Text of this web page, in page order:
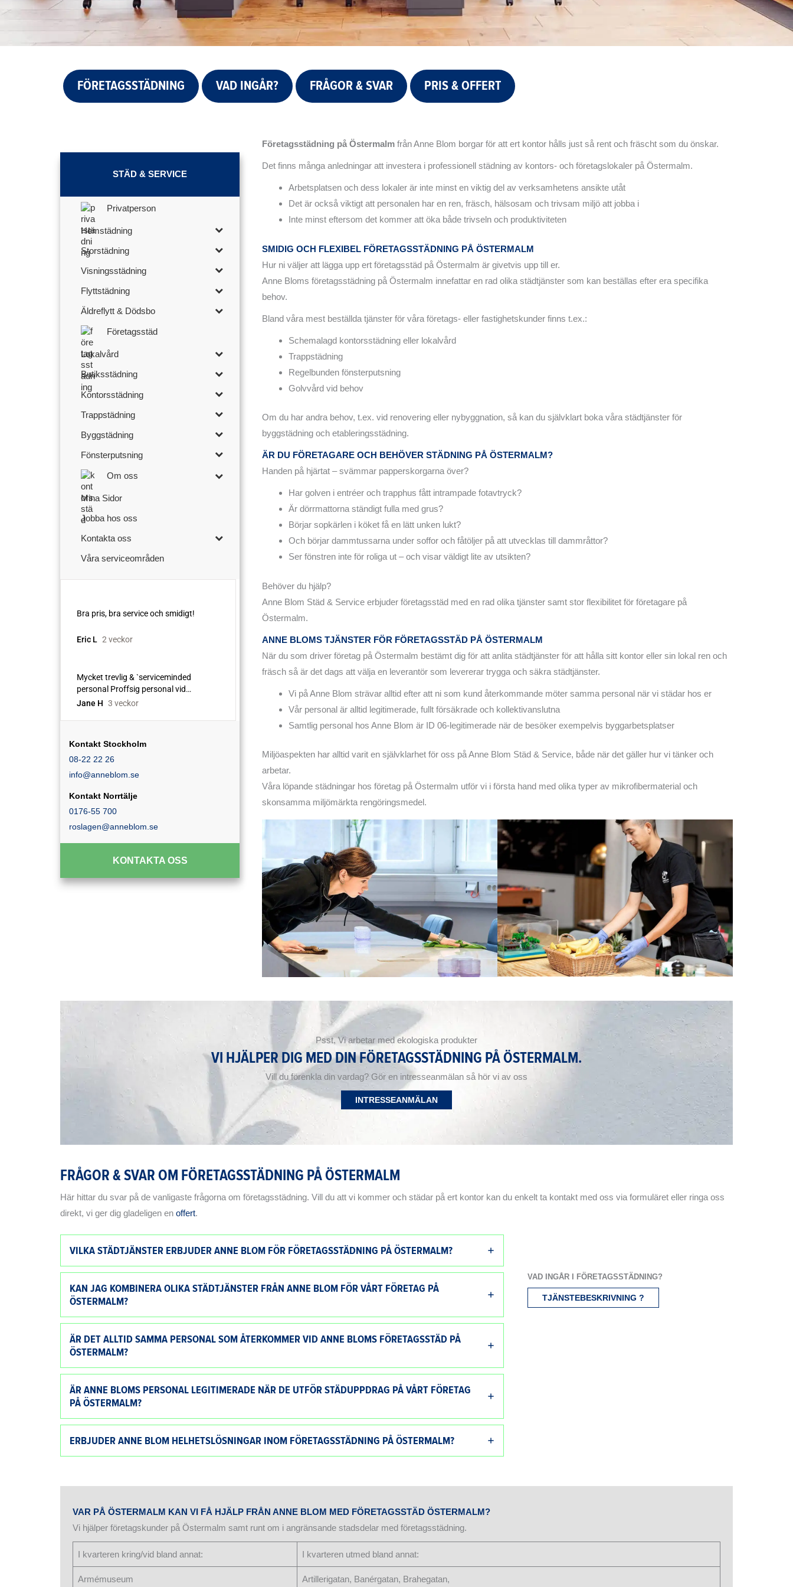
FÖRETAGSSTÄDNING VAD INGÅR? FRÅGOR & SVAR PRIS & OFFERT
STÄD & SERVICE
Privatperson
Hemstädning
Storstädning
Visningsstädning
Flyttstädning
Äldreflytt & Dödsbo
Företagsstäd
Lokalvård
Butiksstädning
Kontorsstädning
Trappstädning
Byggstädning
Fönsterputsning
Om oss
Mina Sidor
Jobba hos oss
Kontakta oss
Våra serviceområden
Kontakt Stockholm
08-22 22 26
info@anneblom.se
Kontakt Norrtälje
0176-55 700
roslagen@anneblom.se
KONTAKTA OSS
Företagsstädning på Östermalm från Anne Blom borgar för att ert kontor hålls just så rent och fräscht som du önskar.
Det finns många anledningar att investera i professionell städning av kontors- och företagslokaler på Östermalm.
Arbetsplatsen och dess lokaler är inte minst en viktig del av verksamhetens ansikte utåt
Det är också viktigt att personalen har en ren, fräsch, hälsosam och trivsam miljö att jobba i
Inte minst eftersom det kommer att öka både trivseln och produktiviteten
SMIDIG OCH FLEXIBEL FÖRETAGSSTÄDNING PÅ ÖSTERMALM
Hur ni väljer att lägga upp ert företagsstäd på Östermalm är givetvis upp till er.
Anne Bloms företagsstädning på Östermalm innefattar en rad olika städtjänster som kan beställas efter era specifika
behov.
Bland våra mest beställda tjänster för våra företags- eller fastighetskunder finns t.ex.:
Schemalagd kontorsstädning eller lokalvård
Trappstädning
Regelbunden fönsterputsning
Golvvård vid behov
Om du har andra behov, t.ex. vid renovering eller nybyggnation, så kan du självklart boka våra städtjänster för
byggstädning och etableringsstädning.
ÄR DU FÖRETAGARE OCH BEHÖVER STÄDNING PÅ ÖSTERMALM?
Handen på hjärtat – svämmar papperskorgarna över?
Har golven i entréer och trapphus fått intrampade fotavtryck?
Är dörrmattorna ständigt fulla med grus?
Börjar sopkärlen i köket få en lätt unken lukt?
Och börjar dammtussarna under soffor och fåtöljer på att utvecklas till dammråttor?
Ser fönstren inte för roliga ut – och visar väldigt lite av utsikten?
Behöver du hjälp?
Anne Blom Städ & Service erbjuder företagsstäd med en rad olika tjänster samt stor flexibilitet för företagare på
Östermalm.
ANNE BLOMS TJÄNSTER FÖR FÖRETAGSSTÄD PÅ ÖSTERMALM
När du som driver företag på Östermalm bestämt dig för att anlita städtjänster för att hålla sitt kontor eller sin lokal ren och
fräsch så är det dags att välja en leverantör som levererar trygga och säkra städtjänster.
Vi på Anne Blom strävar alltid efter att ni som kund återkommande möter samma personal när vi städar hos er
Vår personal är alltid legitimerade, fullt försäkrade och kollektivanslutna
Samtlig personal hos Anne Blom är ID 06-legitimerade när de besöker exempelvis byggarbetsplatser
Miljöaspekten har alltid varit en självklarhet för oss på Anne Blom Städ & Service, både när det gäller hur vi tänker och
arbetar.
Våra löpande städningar hos företag på Östermalm utför vi i första hand med olika typer av mikrofibermaterial och
skonsamma miljömärkta rengöringsmedel.
Psst, Vi arbetar med ekologiska produkter
VI HJÄLPER DIG MED DIN FÖRETAGSSTÄDNING PÅ ÖSTERMALM.
Vill du förenkla din vardag? Gör en intresseanmälan så hör vi av oss
INTRESSEANMÄLAN
FRÅGOR & SVAR OM FÖRETAGSSTÄDNING PÅ ÖSTERMALM
Här hittar du svar på de vanligaste frågorna om företagsstädning. Vill du att vi kommer och städar på ert kontor kan du enkelt ta kontakt med oss via formuläret eller ringa oss
direkt, vi ger dig gladeligen en offert.
VILKA STÄDTJÄNSTER ERBJUDER ANNE BLOM FÖR FÖRETAGSSTÄDNING PÅ ÖSTERMALM?
KAN JAG KOMBINERA OLIKA STÄDTJÄNSTER FRÅN ANNE BLOM FÖR VÅRT FÖRETAG PÅ
ÖSTERMALM?
ÄR DET ALLTID SAMMA PERSONAL SOM ÅTERKOMMER VID ANNE BLOMS FÖRETAGSSTÄD PÅ
ÖSTERMALM?
ÄR ANNE BLOMS PERSONAL LEGITIMERADE NÄR DE UTFÖR STÄDUPPDRAG PÅ VÅRT FÖRETAG
PÅ ÖSTERMALM?
ERBJUDER ANNE BLOM HELHETSLÖSNINGAR INOM FÖRETAGSSTÄDNING PÅ ÖSTERMALM?
VAD INGÅR I FÖRETAGSSTÄDNING?
TJÄNSTEBESKRIVNING ?
VAR PÅ ÖSTERMALM KAN VI FÅ HJÄLP FRÅN ANNE BLOM MED FÖRETAGSSTÄD ÖSTERMALM?
Vi hjälper företagskunder på Östermalm samt runt om i angränsande stadsdelar med företagsstädning.
I kvarteren kring/vid bland annat: I kvarteren utmed bland annat:
Armémuseum
Artillerigatan, Banérgatan, Brahegatan,